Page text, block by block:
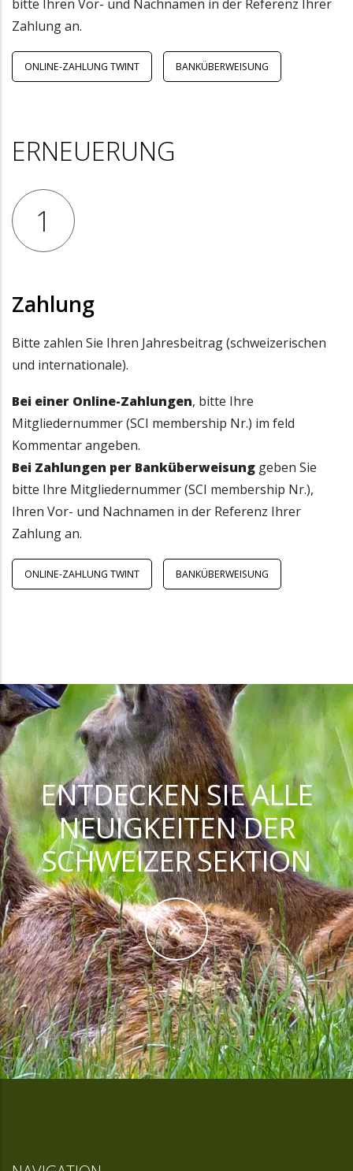
bitte Ihren Vor- und Nachnamen in der Referenz Ihrer
Zahlung an.
ONLINE-ZAHLUNG TWINT BANKÜBERWEISUNG
ERNEUERUNG
1
Zahlung
Bitte zahlen Sie Ihren Jahresbeitrag (schweizerischen
und internationale).
Bei einer Online-Zahlungen, bitte Ihre
Mitgliedernummer (SCI membership Nr.) im feld
Kommentar angeben.
Bei Zahlungen per Banküberweisung geben Sie
bitte Ihre Mitgliedernummer (SCI membership Nr.),
Ihren Vor- und Nachnamen in der Referenz Ihrer
Zahlung an.
ONLINE-ZAHLUNG TWINT BANKÜBERWEISUNG
ENTDECKEN SIE ALLE
NEUIGKEITEN DER
SCHWEIZER SEKTION
»